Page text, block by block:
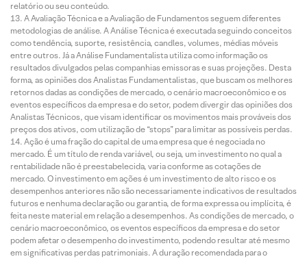
relatório ou seu conteúdo.
A Avaliação Técnica e a Avaliação de Fundamentos seguem diferentes
metodologias de análise. A Análise Técnica é executada seguindo conceitos
como tendência, suporte, resistência, candles, volumes, médias móveis
entre outros. Já a Análise Fundamentalista utiliza como informação os
resultados divulgados pelas companhias emissoras e suas projeções. Desta
forma, as opiniões dos Analistas Fundamentalistas, que buscam os melhores
retornos dadas as condições de mercado, o cenário macroeconômico e os
eventos específicos da empresa e do setor, podem divergir das opiniões dos
Analistas Técnicos, que visam identificar os movimentos mais prováveis dos
preços dos ativos, com utilização de “stops” para limitar as possíveis perdas.
Ação é uma fração do capital de uma empresa que é negociada no
mercado. É um título de renda variável, ou seja, um investimento no qual a
rentabilidade não é preestabelecida, varia conforme as cotações de
mercado. O investimento em ações é um investimento de alto risco e os
desempenhos anteriores não são necessariamente indicativos de resultados
futuros e nenhuma declaração ou garantia, de forma expressa ou implícita, é
feita neste material em relação a desempenhos. As condições de mercado, o
cenário macroeconômico, os eventos específicos da empresa e do setor
podem afetar o desempenho do investimento, podendo resultar até mesmo
em significativas perdas patrimoniais. A duração recomendada para o